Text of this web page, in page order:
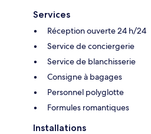
Services
Réception ouverte 24 h/24
Service de conciergerie
Service de blanchisserie
Consigne à bagages
Personnel polyglotte
Formules romantiques
Installations